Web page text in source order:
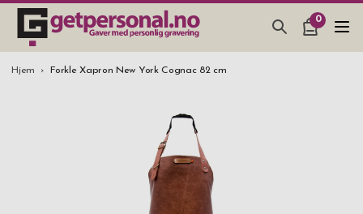
0
GAVER & GADGETS
SMYKKER & ACCESSOARER
Hjem Forkle Xapron New York Cognac 82 cm